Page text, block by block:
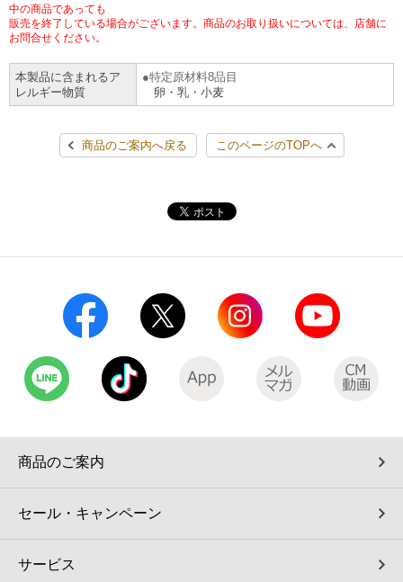
ニンテンドー・ダウンロードカード
スキャン
ファクス
学び・教育
セブン銀行ATM
ご利用可能なお支払い方法
各種料金のお支払い
スマホプリペイド
レジでApple Accountにチャージ
オンラインフォトサービス
コインランドリー（店舗限定）
宅配ロッカー（店舗限定）
モバイルバッテリーシェアリング（店舗限定）
モバイルWi-Fiバッテリーシェアリング（店舗限定）
荷物預かりサービス「ecbocloakエクボクローク」（店舗限定）
チケットぴあ
CNプレイガイド
タワーレコード
停電時のサービス停止のお知らせ
貸借対照表・損益計算書
沿革
セブン‐イレブンの海外事業
セブン‐イレブンの「商品力」
セブン-イレブンの横顔
サステナビリティ推進体制
GREEN CHALLENGE 2050
サステナビリティレポート
店舗検索
ネットショッピング
Language
English (Services)
中の商品であっても
販売を終了している場合がございます。商品のお取り扱いについては、店舗に
お問合せください。
本製品に含まれるア
レルギー物質
特定原材料8品目
卵・乳・小麦
商品のご案内へ戻る このページのTOPへ
商品のご案内
セール・キャンペーン
サービス